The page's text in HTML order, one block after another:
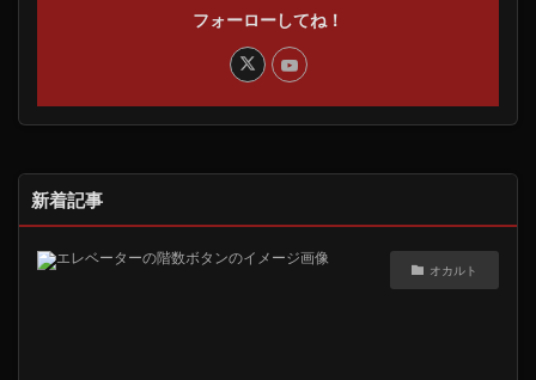
フォーローしてね！
新着記事
オカルト